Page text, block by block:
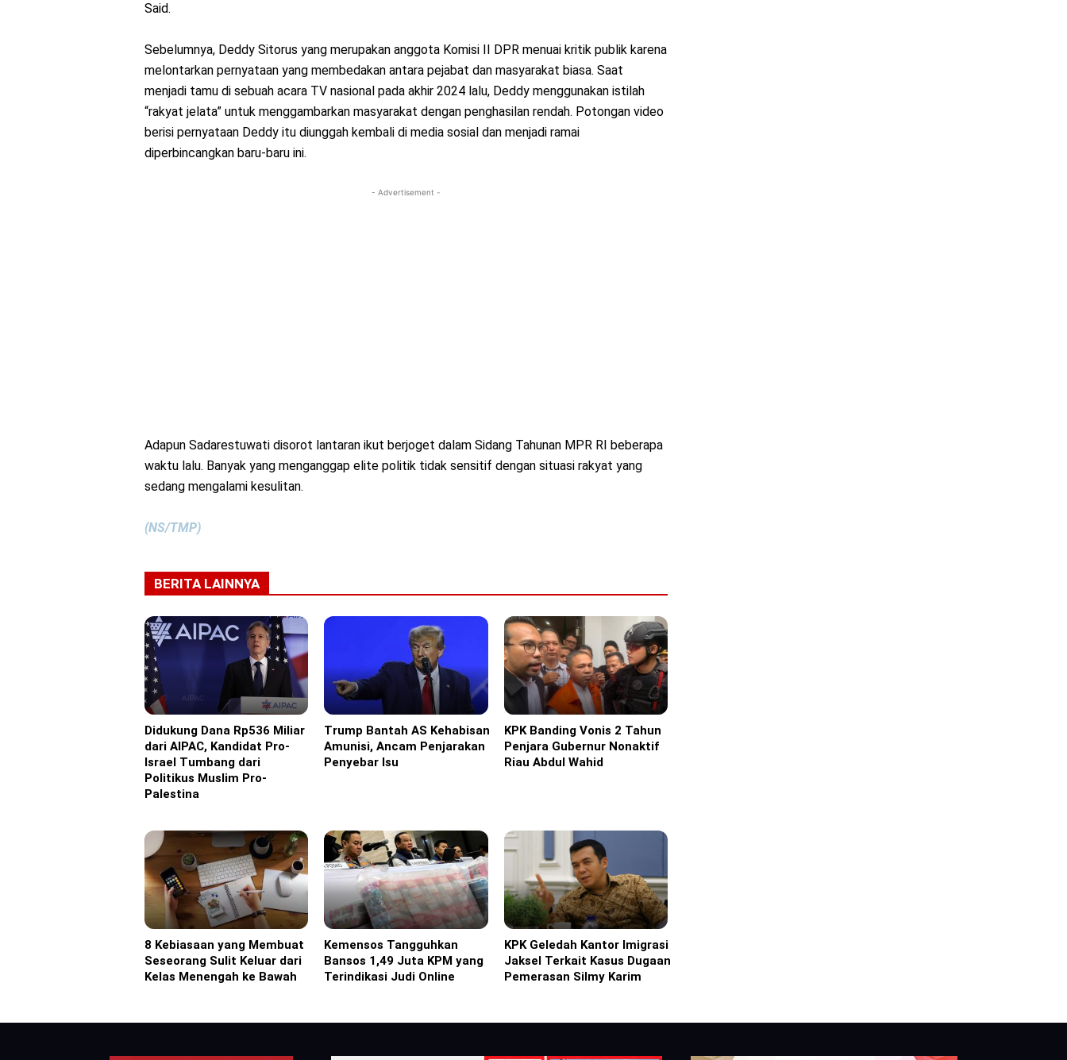
Said.
Sebelumnya, Deddy Sitorus yang merupakan anggota Komisi II DPR menuai kritik publik karena
melontarkan pernyataan yang membedakan antara pejabat dan masyarakat biasa. Saat
menjadi tamu di sebuah acara TV nasional pada akhir 2024 lalu, Deddy menggunakan istilah
“rakyat jelata” untuk menggambarkan masyarakat dengan penghasilan rendah. Potongan video
berisi pernyataan Deddy itu diunggah kembali di media sosial dan menjadi ramai
diperbincangkan baru-baru ini.
- Advertisement -
Adapun Sadarestuwati disorot lantaran ikut berjoget dalam Sidang Tahunan MPR RI beberapa
waktu lalu. Banyak yang menganggap elite politik tidak sensitif dengan situasi rakyat yang
sedang mengalami kesulitan.
(NS/TMP)
BERITA LAINNYA
Eropa
Didukung Dana Rp536 Miliar
dari AIPAC, Kandidat Pro-
Israel Tumbang dari
Politikus Muslim Pro-
Palestina
Amerika
Trump Bantah AS Kehabisan
Amunisi, Ancam Penjarakan
Penyebar Isu
Headline
KPK Banding Vonis 2 Tahun
Penjara Gubernur Nonaktif
Riau Abdul Wahid
Headline
8 Kebiasaan yang Membuat
Seseorang Sulit Keluar dari
Kelas Menengah ke Bawah
Headline
Kemensos Tangguhkan
Bansos 1,49 Juta KPM yang
Terindikasi Judi Online
Headline
KPK Geledah Kantor Imigrasi
Jaksel Terkait Kasus Dugaan
Pemerasan Silmy Karim